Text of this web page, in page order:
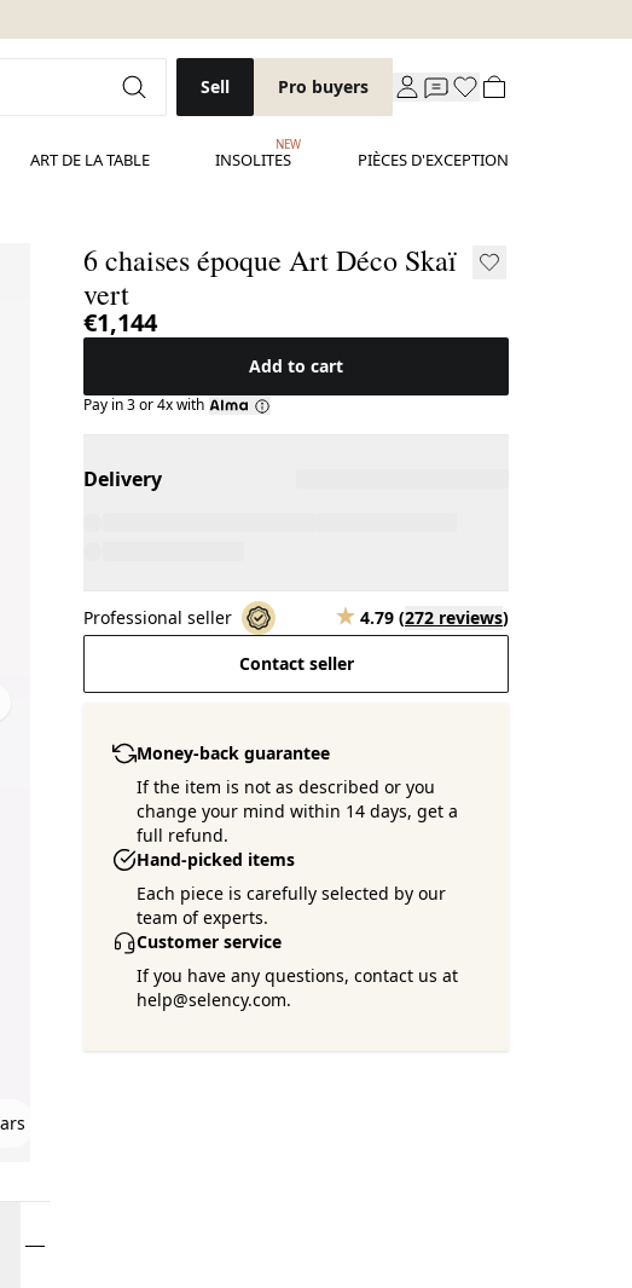
Sell Pro buyers
ART DE LA TABLE INSOLITES
NEW
PIÈCES D'EXCEPTION
6 chaises époque Art Déco Skaï
vert
€1,144
Add to cart
Pay in 3 or 4x with
Delivery
Professional seller 4.79 (272 reviews)
Contact seller
Money-back guarantee
If the item is not as described or you
change your mind within 14 days, get a
full refund.
Hand-picked items
Each piece is carefully selected by our
team of experts.
Customer service
If you have any questions, contact us at
help@selency.com.